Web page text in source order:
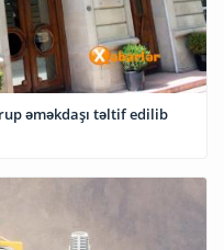
əməkdaşı təltif edilib